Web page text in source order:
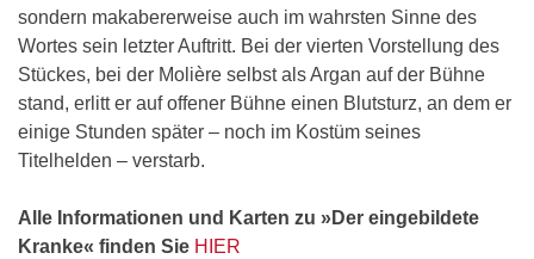
sondern makabererweise auch im wahrsten Sinne des
Wortes sein letzter Auftritt. Bei der vierten Vorstellung des
Stückes, bei der Molière selbst als Argan auf der Bühne
stand, erlitt er auf offener Bühne einen Blutsturz, an dem er
einige Stunden später – noch im Kostüm seines
Titelhelden – verstarb.
Alle Informationen und Karten zu »Der eingebildete
Kranke« finden Sie HIER